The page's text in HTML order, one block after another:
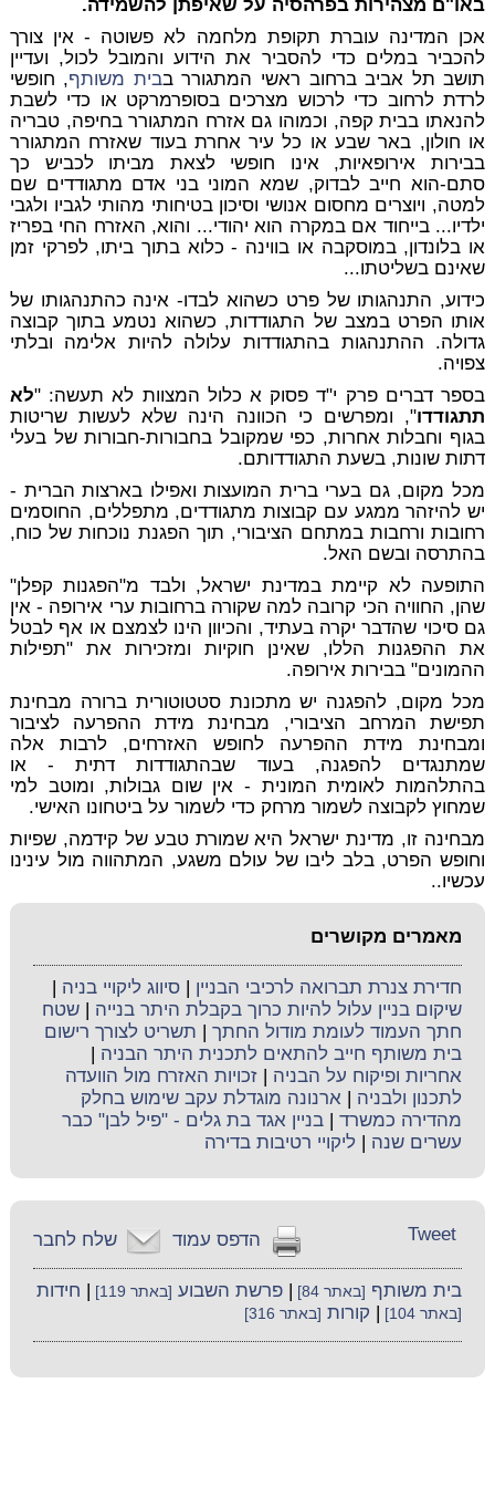
באו"ם מצהירות בפרהסיה על שאיפתן להשמידה.
אכן המדינה עוברת תקופת מלחמה לא פשוטה - אין צורך
להכביר במלים כדי להסביר את הידוע והמובל לכול, ועדיין
תושב תל אביב ברחוב ראשי המתגורר בבית משותף, חופשי
לרדת לרחוב כדי לרכוש מצרכים בסופרמרקט או כדי לשבת
להנאתו בבית קפה, וכמוהו גם אזרח המתגורר בחיפה, טבריה
או חולון, באר שבע או כל עיר אחרת בעוד שאזרח המתגורר
בבירות אירופאיות, אינו חופשי לצאת מביתו לכביש כך
סתם-הוא חייב לבדוק, שמא המוני בני אדם מתגודדים שם
למטה, ויוצרים מחסום אנושי וסיכון בטיחותי מהותי לגביו ולגבי
ילדיו... בייחוד אם במקרה הוא יהודי... והוא, האזרח החי בפריז
או בלונדון, במוסקבה או בווינה - כלוא בתוך ביתו, לפרקי זמן
שאינם בשליטתו...
כידוע, התנהגותו של פרט כשהוא לבדו- אינה כהתנהגותו של
אותו הפרט במצב של התגודדות, כשהוא נטמע בתוך קבוצה
גדולה. ההתנהגות בהתגודדות עלולה להיות אלימה ובלתי
צפויה.
בספר דברים פרק י"ד פסוק א כלול המצוות לא תעשה: "לא
תתגודדו", ומפרשים כי הכוונה הינה שלא לעשות שריטות
בגוף וחבלות אחרות, כפי שמקובל בחבורות-חבורות של בעלי
דתות שונות, בשעת התגודדותם.
מכל מקום, גם בערי ברית המועצות ואפילו בארצות הברית -
יש להיזהר ממגע עם קבוצות מתגודדים, מתפללים, החוסמים
רחובות ורחבות במתחם הציבורי, תוך הפגנת נוכחות של כוח,
בהתרסה ובשם האל.
התופעה לא קיימת במדינת ישראל, ולבד מ"הפגנות קפלן"
שהן, החוויה הכי קרובה למה שקורה ברחובות ערי אירופה - אין
גם סיכוי שהדבר יקרה בעתיד, והכיוון הינו לצמצם או אף לבטל
את ההפגנות הללו, שאינן חוקיות ומזכירות את "תפילות
ההמונים" בבירות אירופה.
מכל מקום, להפגנה יש מתכונת סטטוטורית ברורה מבחינת
תפישת המרחב הציבורי, מבחינת מידת ההפרעה לציבור
ומבחינת מידת ההפרעה לחופש האזרחים, לרבות אלה
שמתנגדים להפגנה, בעוד שבהתגודדות דתית - או
בהתלהמות לאומית המונית - אין שום גבולות, ומוטב למי
שמחוץ לקבוצה לשמור מרחק כדי לשמור על ביטחונו האישי.
מבחינה זו, מדינת ישראל היא שמורת טבע של קידמה, שפיות
וחופש הפרט, בלב ליבו של עולם משגע, המתהווה מול עינינו
עכשיו..
מאמרים מקושרים
חדירת צנרת תברואה לרכיבי הבניין |סיווג ליקויי בניה
שיקום בניין עלול להיות כרוך בקבלת היתר בנייה |שטח
חתך העמוד לעומת מודול החתך
תשריט לצורך רישום
בית משותף חייב להתאים לתכנית היתר הבניה
אחריות ופיקוח על הבניה |זכויות האזרח מול הוועדה
לתכנון ולבניה |ארנונה מוגדלת עקב שימוש בחלק
מהדירה כמשרד |בניין אגד בת גלים - "פיל לבן" כבר
עשרים שנה
ליקויי רטיבות בדירה
שלח לחבר הדפס עמוד Tweet
בית משותף [באתר 84] |פרשת השבוע [באתר 119] חידות
[באתר 104] קורות [באתר 316]